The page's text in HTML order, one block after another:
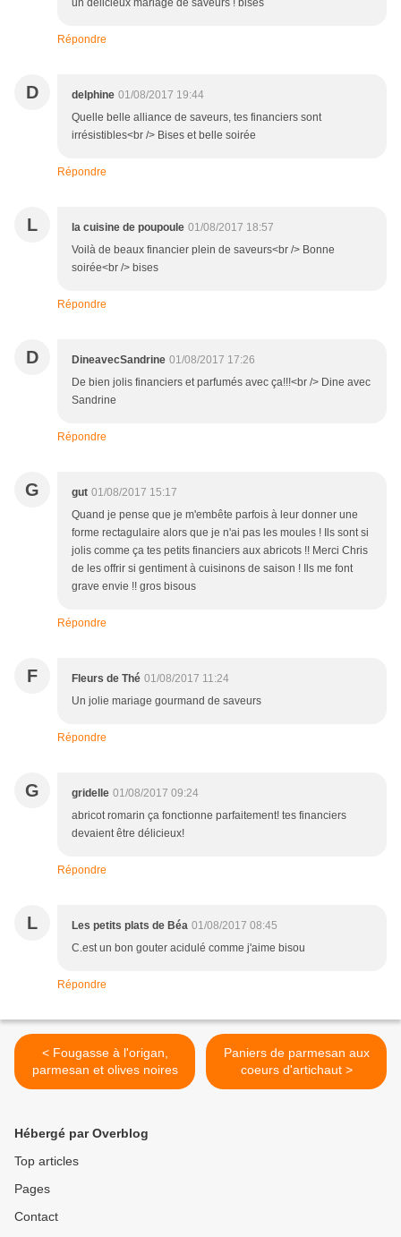
un délicieux mariage de saveurs ! bises
Répondre
D delphine 01/08/2017 19:44
Quelle belle alliance de saveurs, tes financiers sont
irrésistibles<br /> Bises et belle soirée
Répondre
L la cuisine de poupoule 01/08/2017 18:57
Voilà de beaux financier plein de saveurs<br /> Bonne
soirée<br /> bises
Répondre
D DineavecSandrine 01/08/2017 17:26
De bien jolis financiers et parfumés avec ça!!!<br /> Dine avec
Sandrine
Répondre
G gut 01/08/2017 15:17
Quand je pense que je m'embête parfois à leur donner une
forme rectagulaire alors que je n'ai pas les moules ! Ils sont si
jolis comme ça tes petits financiers aux abricots !! Merci Chris
de les offrir si gentiment à cuisinons de saison ! Ils me font
grave envie !! gros bisous
Répondre
F Fleurs de Thé 01/08/2017 11:24
Un jolie mariage gourmand de saveurs
Répondre
G gridelle 01/08/2017 09:24
abricot romarin ça fonctionne parfaitement! tes financiers
devaient être délicieux!
Répondre
L Les petits plats de Béa 01/08/2017 08:45
C.est un bon gouter acidulé comme j'aime bisou
Répondre
< Fougasse à l'origan,
parmesan et olives noires
Paniers de parmesan aux
coeurs d'artichaut >
Hébergé par Overblog
Top articles
Pages
Contact